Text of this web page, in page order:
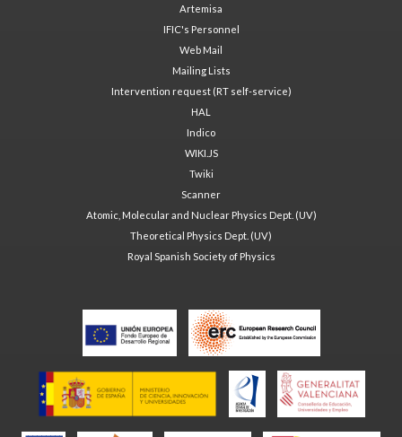
Artemisa
IFIC's Personnel
Web Mail
Mailing Lists
Intervention request (RT self-service)
HAL
Indico
WIKI.JS
Twiki
Scanner
Atomic, Molecular and Nuclear Physics Dept. (UV)
Theoretical Physics Dept. (UV)
Royal Spanish Society of Physics